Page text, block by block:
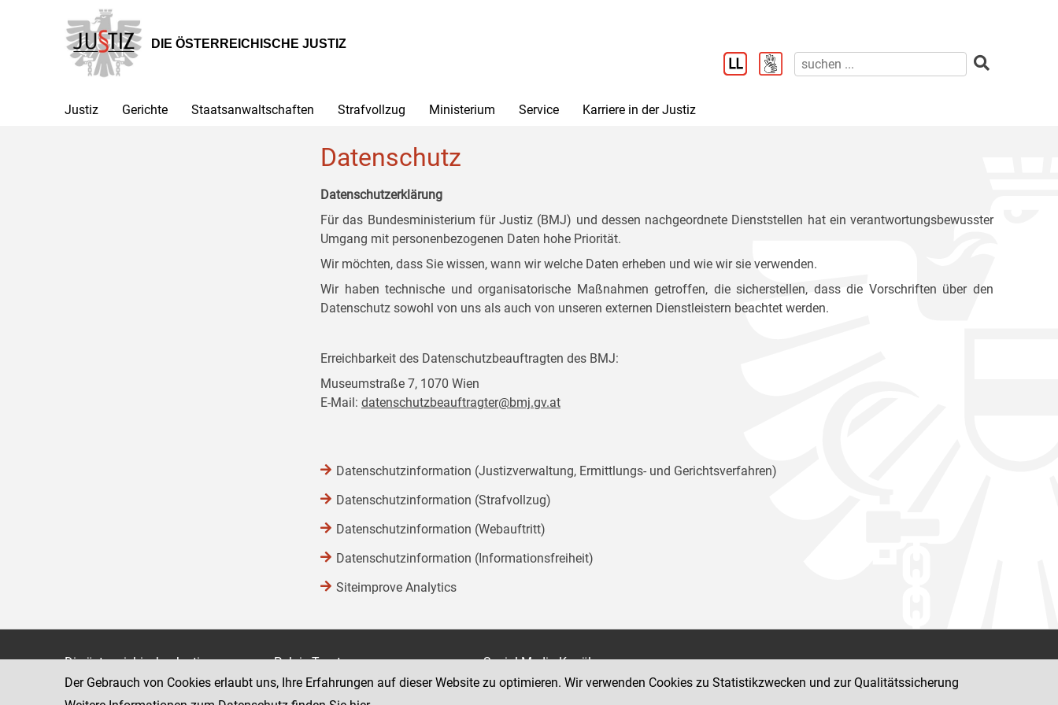
Hauptnavigation
[1]
Inhalt
[2]
Untermenü
[3]
DIE ÖSTERREICHISCHE JUSTIZ
Justiz Gerichte Staatsanwaltschaften Strafvollzug Ministerium Service Karriere in der Justiz
Datenschutz
Datenschutzerklärung
Für das Bundesministerium für Justiz (BMJ) und dessen nachgeordnete Dienststellen hat ein verantwortungsbewusster
Umgang mit personenbezogenen Daten hohe Priorität.
Wir möchten, dass Sie wissen, wann wir welche Daten erheben und wie wir sie verwenden.
Wir haben technische und organisatorische Maßnahmen getroffen, die sicherstellen, dass die Vorschriften über den
Datenschutz sowohl von uns als auch von unseren externen Dienstleistern beachtet werden.
Erreichbarkeit des Datenschutzbeauftragten des BMJ:
Museumstraße 7, 1070 Wien
E-Mail: datenschutzbeauftragter@bmj.gv.at
Datenschutzinformation (Justizverwaltung, Ermittlungs- und Gerichtsverfahren)
Datenschutzinformation (Strafvollzug)
Datenschutzinformation (Webauftritt)
Datenschutzinformation (Informationsfreiheit)
Siteimprove Analytics
Die österreichische Justiz
Bundesministerium für Justiz
Palais Trautson
Museumstraße 7
1070 Wien
Social Media Kanäle
der Justiz und des BMJ
Der Gebrauch von Cookies erlaubt uns, Ihre Erfahrungen auf dieser Website zu optimieren. Wir verwenden Cookies zu Statistikzwecken und zur Qualitätssicherung